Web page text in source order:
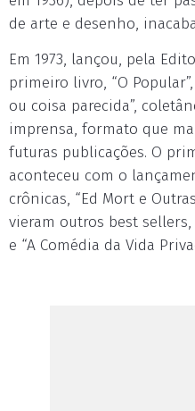
de arte e desenho,
Em 1973, lançou, pela
primeiro livro, “O
ou coisa parecida”,
imprensa, formato que
futuras publicações. O
aconteceu com o
crônicas, “Ed Mort e
vieram outros best sellers,
e “A Comédia da Vida